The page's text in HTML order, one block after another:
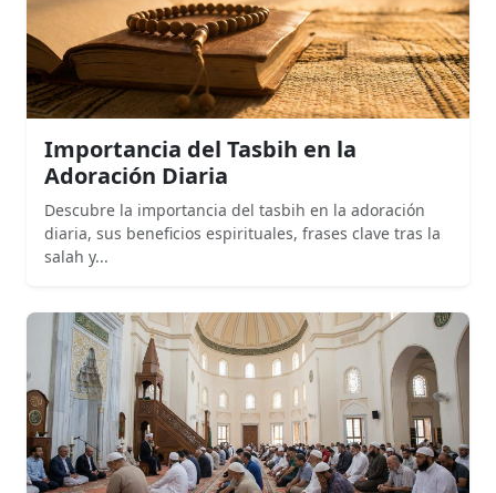
Importancia del Tasbih en la
Adoración Diaria
Descubre la importancia del tasbih en la adoración
diaria, sus beneficios espirituales, frases clave tras la
salah y...